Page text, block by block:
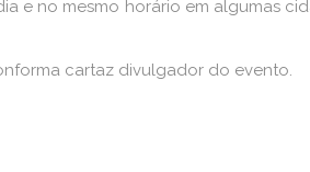
e no mesmo horário em algumas
cartaz divulgador do evento.